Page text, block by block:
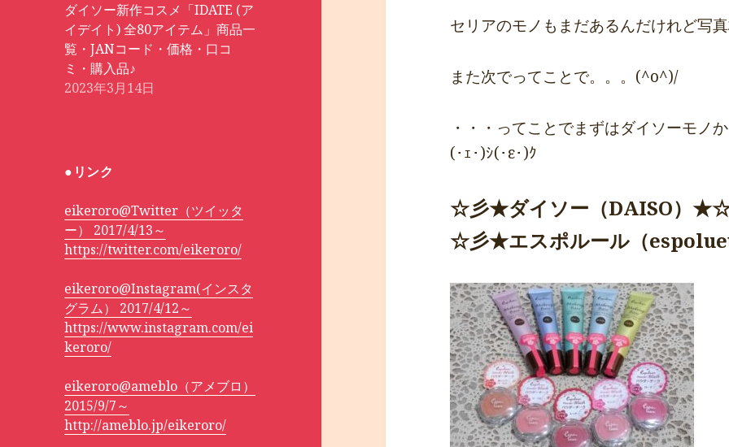
ダイソー新作コスメ「IDATE (ア
イデイト) 全80アイテム」商品一
覧・JANコード・価格・口コ
ミ・購入品♪
2023年3月14日
●リンク
eikeroro@Twitter（ツイッタ
ー） 2017/4/13～
https://twitter.com/eikeroro/
eikeroro@Instagram(インスタ
グラム） 2017/4/12～
https://www.instagram.com/ei
keroro/
eikeroro@ameblo（アメブロ）
2015/9/7～
http://ameblo.jp/eikeroro/
セリアのモノもまだあるんだけれど写
また次でってことで。。。(^o^)/
・・・ってことでまずはダイソーモノ
(･ｪ･)ｼ(･ε･)ｸ
☆彡★ダイソー（DAISO）★☆
☆彡★エスポルール（